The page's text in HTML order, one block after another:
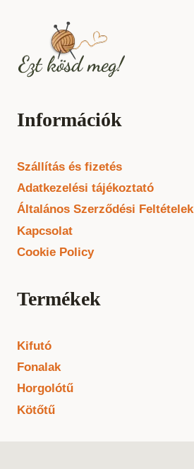
Információk
Szállítás és fizetés
Adatkezelési tájékoztató
Általános Szerződési Feltételek
Kapcsolat
Cookie Policy
Termékek
Kifutó
Fonalak
Horgolótű
Kötőtű